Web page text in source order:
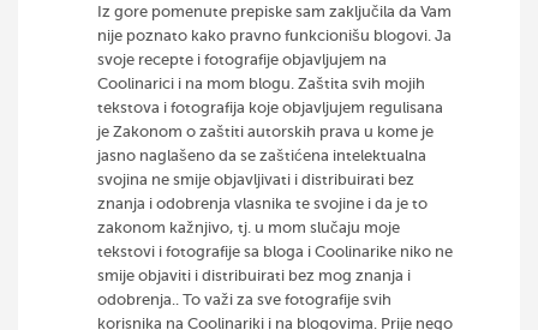
Iz gore pomenute prepiske sam zaključila da Vam
nije poznato kako pravno funkcionišu blogovi. Ja
svoje recepte i fotografije objavljujem na
Coolinarici i na mom blogu. Zaštita svih mojih
tekstova i fotografija koje objavljujem regulisana
je Zakonom o zaštiti autorskih prava u kome je
jasno naglašeno da se zaštićena intelektualna
svojina ne smije objavljivati i distribuirati bez
znanja i odobrenja vlasnika te svojine i da je to
zakonom kažnjivo, tj. u mom slučaju moje
tekstovi i fotografije sa bloga i Coolinarike niko ne
smije objaviti i distribuirati bez mog znanja i
odobrenja.. To važi za sve fotografije svih
korisnika na Coolinariki i na blogovima. Prije nego